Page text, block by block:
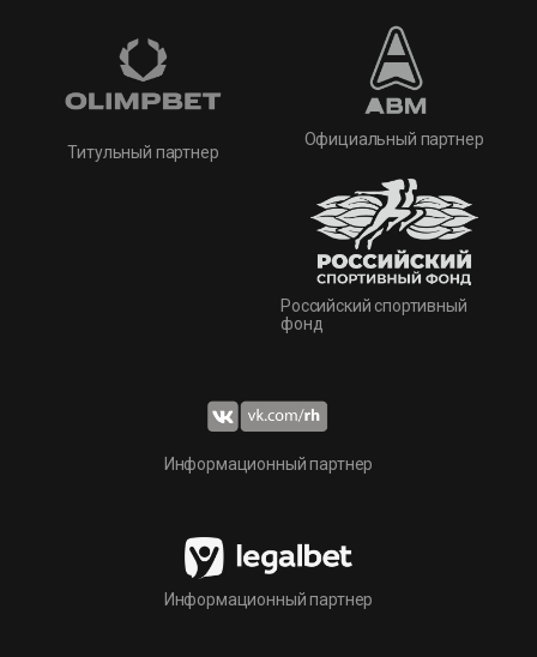
Титульный партнер
Официальный партнер
Российский спортивный
фонд
Информационный партнер
Информационный партнер